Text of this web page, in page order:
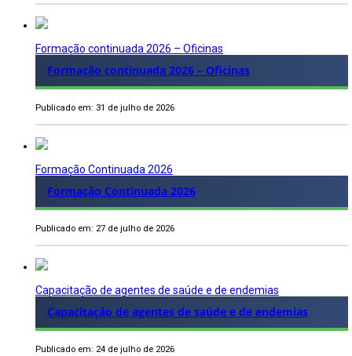
Formação continuada 2026 – Oficinas
Formação continuada 2026 – Oficinas
Publicado em: 31 de julho de 2026
Formação Continuada 2026
Formação Continuada 2026
Publicado em: 27 de julho de 2026
Capacitação de agentes de saúde e de endemias
Capacitação de agentes de saúde e de endemias
Publicado em: 24 de julho de 2026